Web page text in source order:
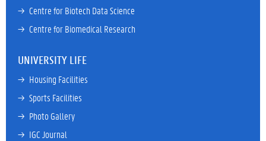
→ Centre for Biotech Data Science
→ Centre for Biomedical Research
UNIVERSITY LIFE
→ Housing Facilities
→ Sports Facilities
→ Photo Gallery
→ IGC Journal